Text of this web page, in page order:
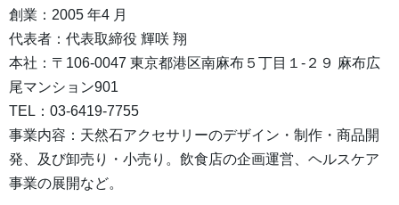
創業：2005 年4 月
代表者：代表取締役 輝咲 翔
本社：〒106-0047 東京都港区南麻布５丁目１-２９ 麻布広
尾マンション901
TEL：03-6419-7755
事業内容：天然石アクセサリーのデザイン・制作・商品開
発、及び卸売り・小売り。飲食店の企画運営、ヘルスケア
事業の展開など。